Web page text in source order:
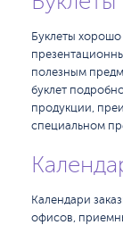
Буклеты
полезным
буклет
продукции,
специальном
Календари
офисов,